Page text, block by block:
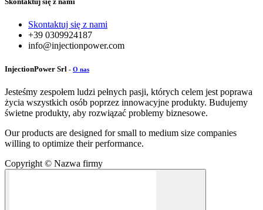
Skontaktuj się z nami
+39 0309924187
info@injectionpower.com
InjectionPower Srl - O nas
Jesteśmy zespołem ludzi pełnych pasji, których celem jest poprawa
życia wszystkich osób poprzez innowacyjne produkty. Budujemy
świetne produkty, aby rozwiązać problemy biznesowe.
Our products are designed for small to medium size companies
willing to optimize their performance.
Copyright © Nazwa firmy